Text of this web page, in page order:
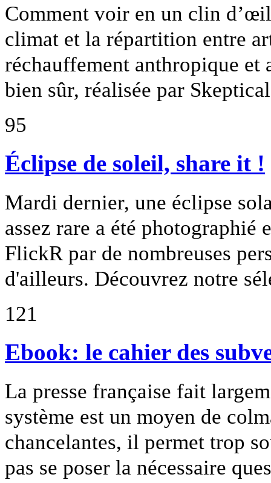
Comment voir en un clin
climat et la répartition entre
réchauffement anthropique et
bien sûr, réalisée par
95
Éclipse de soleil, share it !
Mardi dernier, une éclipse
assez rare a été photographié
FlickR par de nombreuses
d'ailleurs. Découvrez notre
121
Ebook: le cahier des
La presse française fait
système est un moyen de
chancelantes, il permet trop
pas se poser la nécessaire